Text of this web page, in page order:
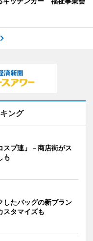
ング
スプ連」－商店街がス
も
したバッグの新ブラン
スタマイズも